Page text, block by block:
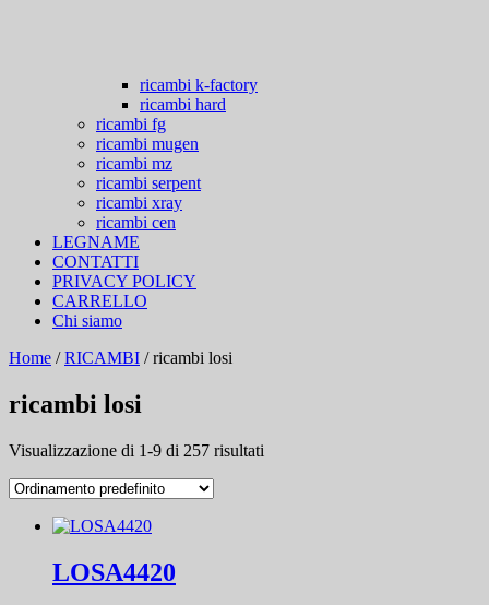
ricambi k-factory
ricambi hard
ricambi fg
ricambi mugen
ricambi mz
ricambi serpent
ricambi xray
ricambi cen
LEGNAME
CONTATTI
PRIVACY POLICY
CARRELLO
Chi siamo
Home /RICAMBI / ricambi losi
ricambi losi
Visualizzazione di 1-9 di 257 risultati
LOSA4420